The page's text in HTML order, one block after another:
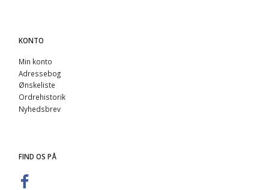
KONTO
Min konto
Adressebog
Ønskeliste
Ordrehistorik
Nyhedsbrev
FIND OS PÅ